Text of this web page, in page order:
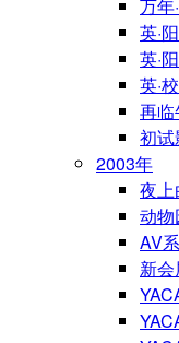
万年
英·
英·
英·
再临
初试
2003年
夜上
动
AV
新